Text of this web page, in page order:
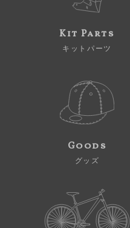
Kit Parts
キットパーツ
Goods
グッズ